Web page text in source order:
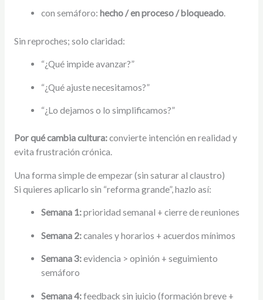
con semáforo: hecho / en proceso / bloqueado.
Sin reproches; solo claridad:
“¿Qué impide avanzar?”
“¿Qué ajuste necesitamos?”
“¿Lo dejamos o lo simplificamos?”
Por qué cambia cultura:convierte intención en realidad y
evita frustración crónica.
Una forma simple de empezar (sin saturar al claustro)
Si quieres aplicarlo sin “reforma grande”, hazlo así:
Semana 1:prioridad semanal + cierre de reuniones
Semana 2:canales y horarios + acuerdos mínimos
Semana 3:evidencia > opinión + seguimiento
semáforo
Semana 4:feedback sin juicio (formación breve +